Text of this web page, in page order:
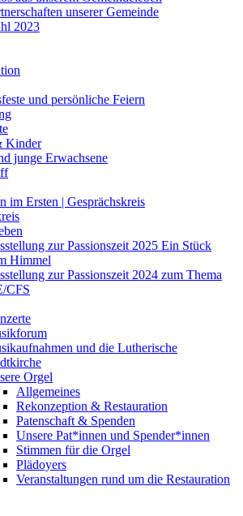
unserer Gemeinde
2023
und persönliche Feiern
Kinder
junge Erwachsene
im Ersten | Gesprächskreis
zur Passionszeit 2025 Ein Stück
Himmel
zur Passionszeit 2024 zum Thema
CFS
und die Lutherische
Orgel
Allgemeines
Rekonzeption & Restauration
Patenschaft & Spenden
Unsere Pat*innen und Spender*innen
Stimmen für die Orgel
Plädoyers
Veranstaltungen rund um die Restauration